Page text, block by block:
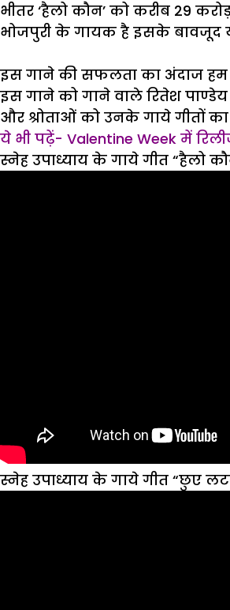
भीतर ‘हैलो कौन’ को करीब 29
भोजपुरी के गायक है इसके बावजूद
इस गाने की सफलता का अंदाज हम
इस गाने को गाने वाले रितेश
और श्रोताओं को उनके गाये गीतों का
ये भी पढ़ें- Valentine Week में
स्नेह उपाध्याय के गाये गीत “हैलो
स्नेह उपाध्याय के गाये गीत “छुए